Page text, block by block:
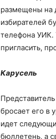
размещены на
избирателей
телефона УИК.
пригласить,
Карусель
бросает его в
идет
бюллетень, а